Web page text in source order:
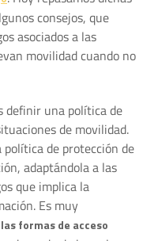
consejos, que
asociados a las
movilidad cuando no
definir una política de
de movilidad.
política de protección de
adaptándola a las
que implica la
Es muy
formas de acceso